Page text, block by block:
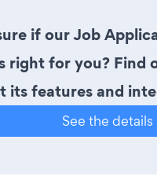
if our Job
right for you? Find
its features and
See the details